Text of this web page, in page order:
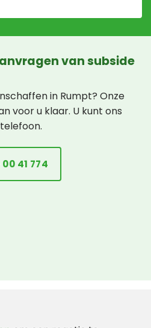
van subside
in Rumpt? Onze
voor u klaar. U kunt ons
41 774